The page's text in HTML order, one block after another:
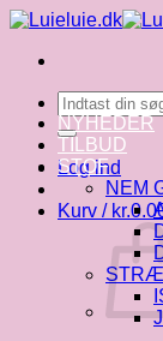
Fortsæt
indhold
Søg
efter:
Log ind
Kurv / kr.
NYHEDER
TILBUD
STOF
NEM